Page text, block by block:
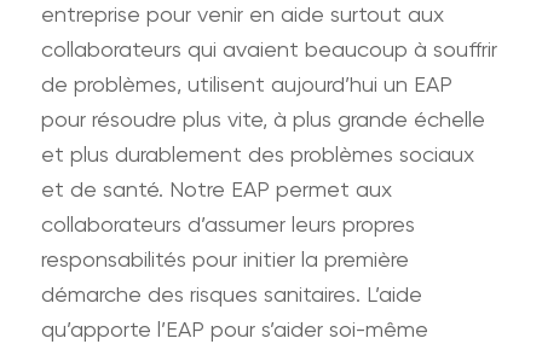
entreprise pour venir en aide surtout aux
collaborateurs qui avaient beaucoup à souffrir
de problèmes, utilisent aujourd’hui un EAP
pour résoudre plus vite, à plus grande échelle
et plus durablement des problèmes sociaux
et de santé. Notre EAP permet aux
collaborateurs d’assumer leurs propres
responsabilités pour initier la première
démarche des risques sanitaires. L’aide
qu’apporte l’EAP pour s’aider soi-même